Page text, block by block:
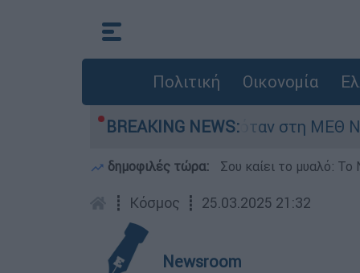
Πολιτική Οικονομία
BREAKING NEWS:
8 ημερών - Νοσηλευόταν στη ΜΕΘ
δημοφιλές τώρα: Σου καίει το μυαλό:
┋ Κόσμος ┋ 25.03.2025 21:32
Newsroom